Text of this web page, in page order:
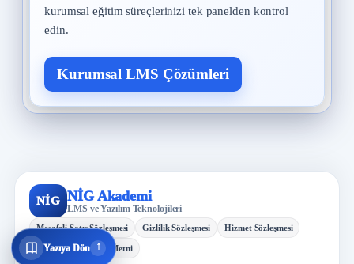
Yazıya Dön ↓
kurumsal eğitim süreçlerinizi tek panelden kontrol
edin.
Kurumsal LMS Çözümleri
NİG NİG Akademi
LMS ve Yazılım Teknolojileri
Mesafeli Satış Sözleşmesi Gizlilik Sözleşmesi Hizmet Sözleşmesi
KVKK Aydınlatma Metni